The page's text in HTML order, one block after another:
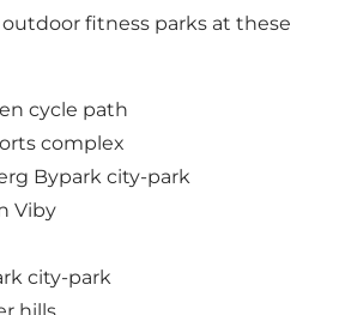
fitness parks at these
cycle path
complex
Bypark city-park
Viby
city-park